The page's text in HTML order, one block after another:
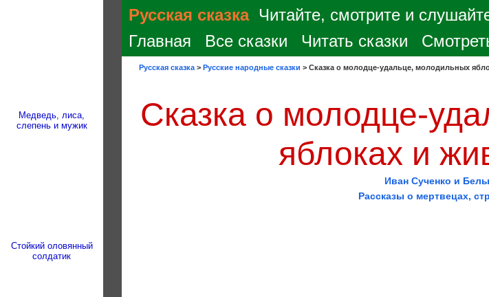
Медведь, лиса,
слепень и мужик
Стойкий оловянный
солдатик
Русская сказка Читайте, смотрите и
Главная
Все сказки Читать сказки
Русская сказка > Русские народные сказки > Сказка о молодце-удальце, молодильных
Сказка о молодце-
яблоках и
Иван Сученко и
Рассказы о мертвецах,